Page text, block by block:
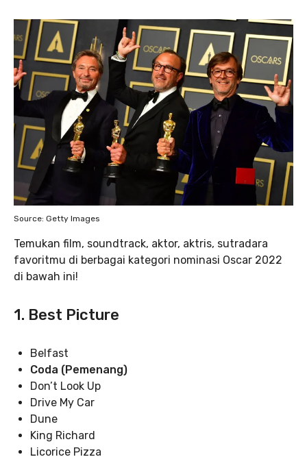
Source: Getty Images
Temukan film, soundtrack, aktor, aktris, sutradara
favoritmu di berbagai kategori nominasi Oscar 2022
di bawah ini!
1. Best Picture
Belfast
Coda (Pemenang)
Don’t Look Up
Drive My Car
Dune
King Richard
Licorice Pizza